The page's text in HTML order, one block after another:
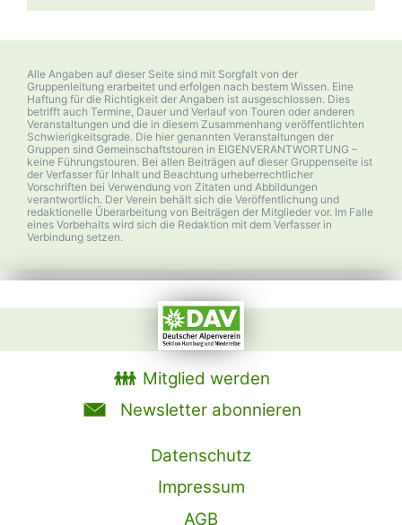
Alle Angaben auf dieser Seite sind mit Sorgfalt von der
Gruppenleitung erarbeitet und erfolgen nach bestem Wissen. Eine
Haftung für die Richtigkeit der Angaben ist ausgeschlossen. Dies
betrifft auch Termine, Dauer und Verlauf von Touren oder anderen
Veranstaltungen und die in diesem Zusammenhang veröffentlichten
Schwierigkeitsgrade. Die hier genannten Veranstaltungen der
Gruppen sind Gemeinschaftstouren in EIGENVERANTWORTUNG –
keine Führungstouren. Bei allen Beiträgen auf dieser Gruppenseite ist
der Verfasser für Inhalt und Beachtung urheberrechtlicher
Vorschriften bei Verwendung von Zitaten und Abbildungen
verantwortlich. Der Verein behält sich die Veröffentlichung und
redaktionelle Überarbeitung von Beiträgen der Mitglieder vor. Im Falle
eines Vorbehalts wird sich die Redaktion mit dem Verfasser in
Verbindung setzen.
Mitglied werden
Newsletter abonnieren
Datenschutz
Impressum
AGB